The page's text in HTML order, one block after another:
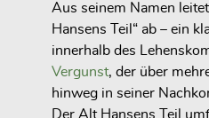
Aus seinem Namen
Hansens Teil“ ab – ein
innerhalb des
Vergunst, der über
hinweg in seiner
Der Alt Hansens Teil